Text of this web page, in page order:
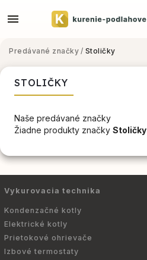
Predávané značky / Stoličky
STOLIČKY
Naše predávané značky
Žiadne produkty značky Stoličky
Vykurovacia technika
Kondenzačné kotly
Elektrické kotly
Prietokové ohrievače
Izbové termostaty